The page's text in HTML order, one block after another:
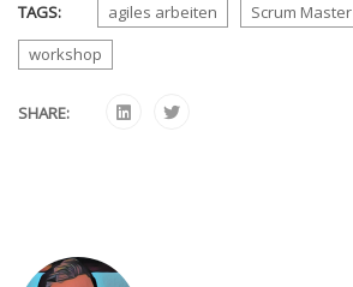
TAGS: agiles arbeiten Scrum Master
workshop
SHARE: